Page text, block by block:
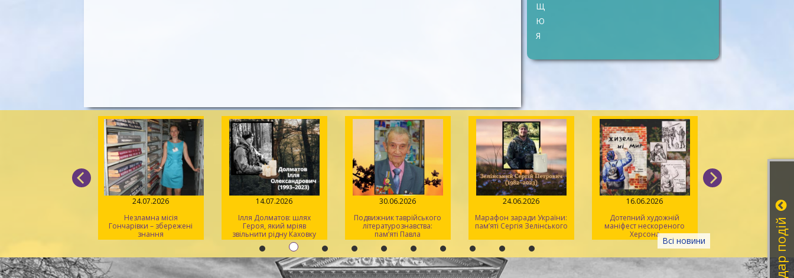
Щ
Ю
Я
Всі новини
24.07.2026
Незламна місія
Гончарівки – збережені
знання
14.07.2026
Ілля Долматов: шлях
Героя, який мріяв
звільнити рідну Каховку
30.06.2026
Подвижник таврійського
літературознавства:
пам’яті Павла
Кіндратовича
Параскевича
24.06.2026
Марафон заради України:
пам’яті Сергія Зелінського
16.06.2026
Дотепний художній
маніфест нескореного
Херсона
08.06.2026
Літературна
херсонських